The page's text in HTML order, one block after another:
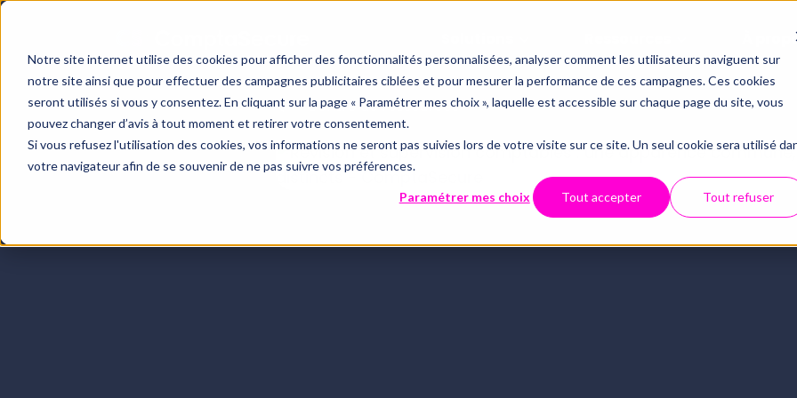
Notre site internet utilise des cookies pour afficher des fonctionnalités personnalisées, analyser comment les utilisateurs naviguent sur
notre site ainsi que pour effectuer des campagnes publicitaires ciblées et pour mesurer la performance de ces campagnes. Ces cookies
seront utilisés si vous y consentez. En cliquant sur la page « Paramétrer mes choix », laquelle est accessible sur chaque page du site, vous
pouvez changer d’avis à tout moment et retirer votre consentement.
Si vous refusez l'utilisation des cookies, vos informations ne seront pas suivies lors de votre visite sur ce site. Un seul cookie sera utilisé
votre navigateur afin de se souvenir de ne pas suivre vos préférences.
Paramétrer mes choix Tout accepter Tout refuser
Offres
Examen de Conformité
API
Webinaires Centre d'aide
Par
Le contrôle
Tout savoir
Data et
À
Qui
Centre de ressources